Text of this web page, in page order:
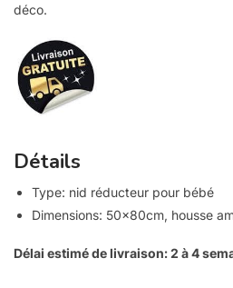
déco.
Détails
Type: nid réducteur pour bébé
Dimensions: 50x80cm, housse
Délai estimé de livraison: 2 à 4